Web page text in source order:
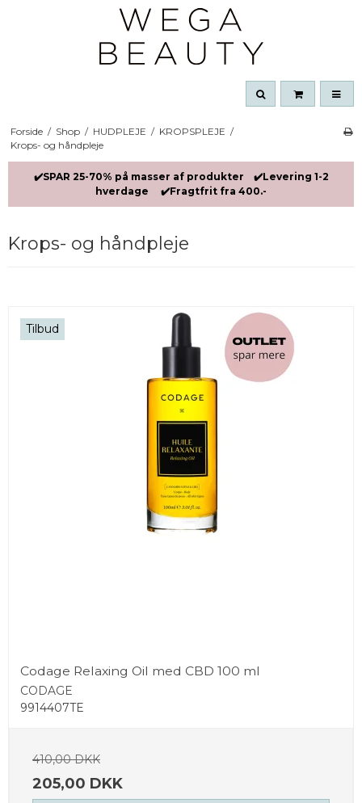
Forside / Shop / HUDPLEJE / KROPSPLEJE /
Krops- og håndpleje
✔️SPAR 25-70% på masser af produkter ✔️Levering 1-2
hverdage ✔️Fragtfrit fra 400.-
Krops- og håndpleje
Tilbud
Codage Relaxing Oil med CBD 100 ml
CODAGE
9914407TE
410,00 DKK
205,00 DKK